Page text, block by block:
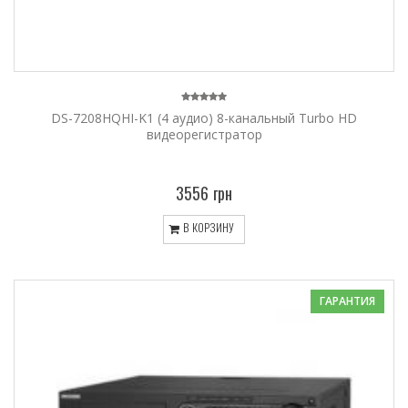
DS-7208HQHI-K1 (4 аудио) 8-канальный Turbo HD
видеорегистратор
3556 грн
В КОРЗИНУ
ГАРАНТИЯ